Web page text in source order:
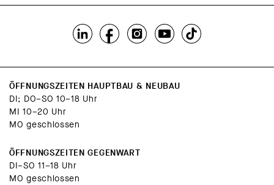
ÖFFNUNGSZEITEN HAUPTBAU & NEUBAU
DI; DO–SO 10–18 Uhr
MI 10–20 Uhr
MO geschlossen
ÖFFNUNGSZEITEN GEGENWART
DI–SO 11–18 Uhr
MO geschlossen